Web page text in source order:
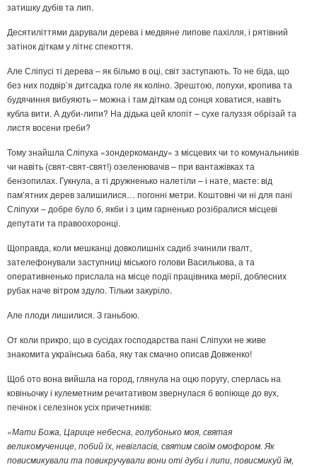
затишку дубів та лип.
Десятиліттями дарували дерева і медвяне липове пахілля, і рятівний
затінок діткам у літнє спекоття.
Але Сліпусі ті дерева – як більмо в оці, світ заступають. То не біда, що
без них подвір’я дитсадка голе як коліно. Зрештою, лопухи, кропива та
будячиння вибуяють – можна і там діткам од сонця ховатися, навіть
кубла вити. А дуби-липи? На дідька цей клопіт – сухе галуззя обрізай та
листя восени греби?
Тому знайшла Сліпуха «зондеркоманду» з місцевих чи то комунальників
чи навіть (свят-свят-свят!) озеленювачів – при вантажівках та
бензопилах. Гукнула, а ті дружненько налетіли – і нате, маєте: від
пам’ятних дерев залишилися… погонні метри. Коштовні чи ні для пані
Сліпухи – добре було б, якби і з цим гарненько розібралися місцеві
депутати та правоохоронці.
Щоправда, коли мешканці довколишніх садиб зчинили гвалт,
зателефонували заступниці міського голови Василькова, а та
оперативненько прислала на місце події працівника мерії, доблесних
рубак наче вітром здуло. Тільки закуріло.
Але плоди лишилися. З ганьбою.
От коли прикро, що в сусідах господарства пані Сліпухи не живе
знакомита українська баба, яку так смачно описав Довженко!
Щоб ото вона вийшла на город, глянула на оцю поругу, сперлась на
ковіньочку і кулеметним речитативом звернулася б вопіюще до вух,
печінок і селезінок усіх причетників:
«Мати Божа, Царице небесна, голубонько моя, святая
великомученице, побий їх, невігласів, святим своїм омофором. Як
повисмикували та повикручували вони оті дуби і липи, повисмикуй їм,